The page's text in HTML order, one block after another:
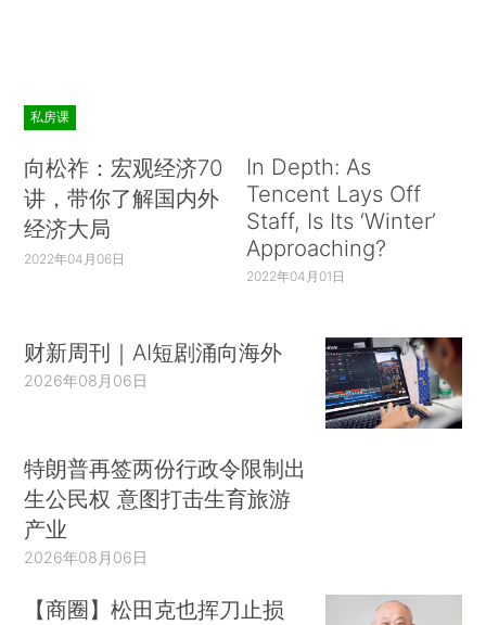
私房课
向松祚：宏观经济70
讲，带你了解国内外
经济大局
2022年04月06日
In Depth: As
Tencent Lays Off
Staff, Is Its ‘Winter’
Approaching?
2022年04月01日
财新周刊｜AI短剧涌向海外
2026年08月06日
特朗普再签两份行政令限制出
生公民权 意图打击生育旅游
产业
2026年08月06日
【商圈】松田克也挥刀止损